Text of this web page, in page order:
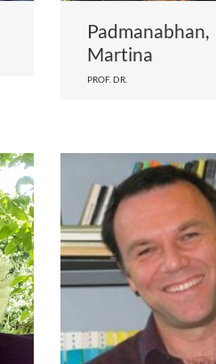
Padmanabhan,
Martina
PROF. DR.